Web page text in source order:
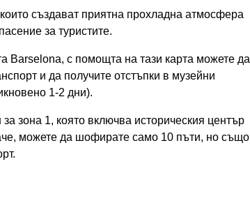
създават приятна прохладна атмосфера
за туристите.
Barselona, ​​с помощта на тази карта можете да
и да получите отстъпки в музейни
1-2 дни).
зона 1, която включва историческия център
можете да шофирате само 10 пъти, но също